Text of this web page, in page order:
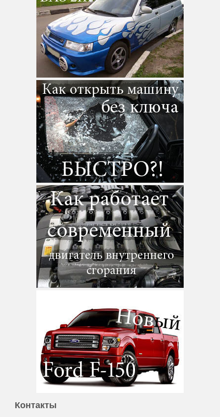
Контакты